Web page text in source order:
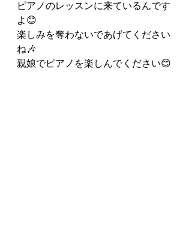
ピアノのレッスンに来ているんです
よ😊
楽しみを奪わないであげてください
ね🎶
親娘でピアノを楽しんでください😊